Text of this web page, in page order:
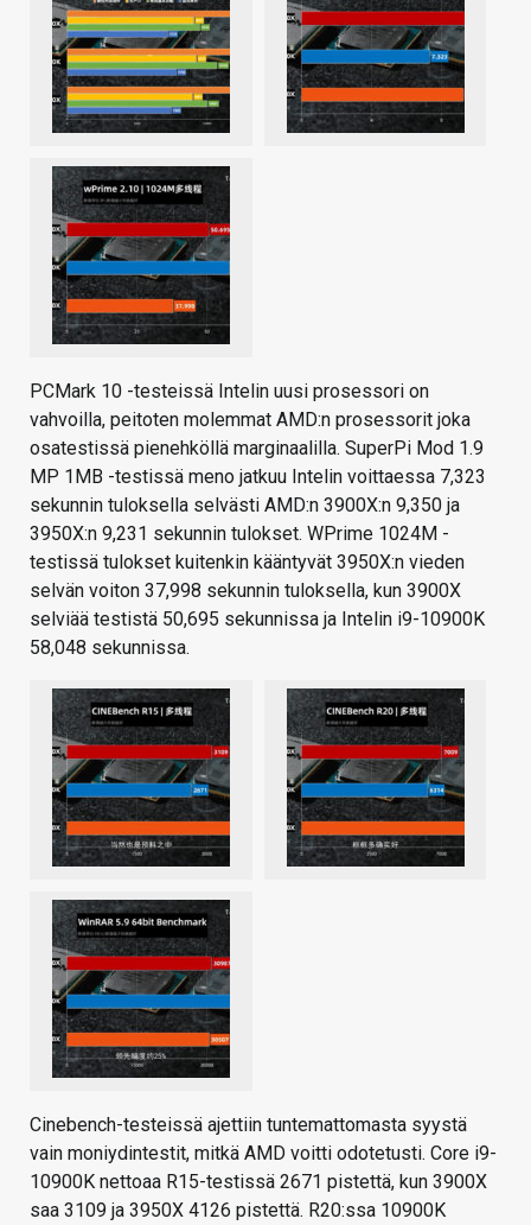
PCMark 10 -testeissä Intelin uusi prosessori on
vahvoilla, peitoten molemmat AMD:n prosessorit joka
osatestissä pienehköllä marginaalilla. SuperPi Mod 1.9
MP 1MB -testissä meno jatkuu Intelin voittaessa 7,323
sekunnin tuloksella selvästi AMD:n 3900X:n 9,350 ja
3950X:n 9,231 sekunnin tulokset. WPrime 1024M -
testissä tulokset kuitenkin kääntyvät 3950X:n vieden
selvän voiton 37,998 sekunnin tuloksella, kun 3900X
selviää testistä 50,695 sekunnissa ja Intelin i9-10900K
58,048 sekunnissa.
Cinebench-testeissä ajettiin tuntemattomasta syystä
vain moniydintestit, mitkä AMD voitti odotetusti. Core i9-
10900K nettoaa R15-testissä 2671 pistettä, kun 3900X
saa 3109 ja 3950X 4126 pistettä. R20:ssa 10900K